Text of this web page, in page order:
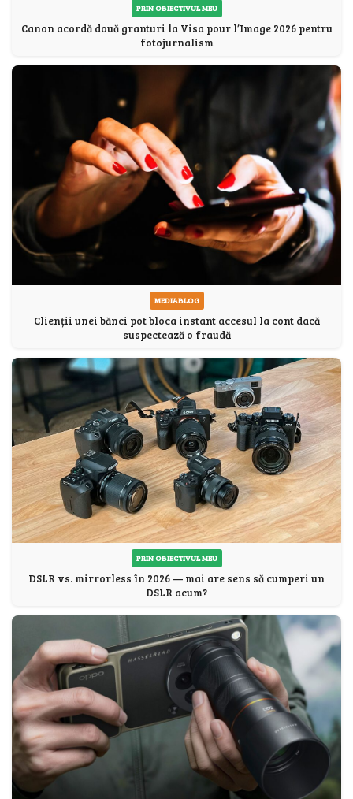
PRIN OBIECTIVUL MEU
Canon acordă două granturi la Visa pour l’Image 2026 pentru
fotojurnalism
MEDIABLOG
Clienții unei bănci pot bloca instant accesul la cont dacă
suspectează o fraudă
PRIN OBIECTIVUL MEU
DSLR vs. mirrorless în 2026 — mai are sens să cumperi un
DSLR acum?